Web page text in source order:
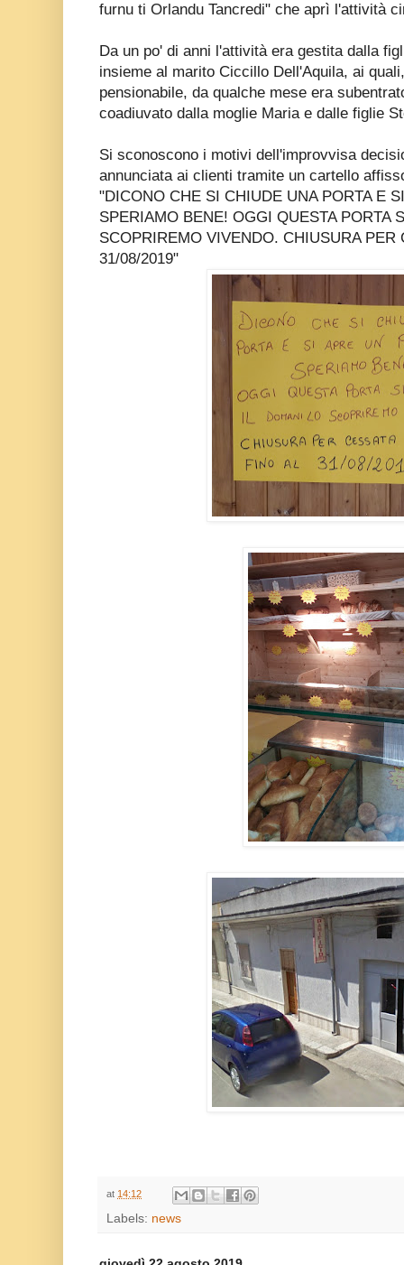
furnu ti Orlandu Tancredi" che aprì l'attività
Da un po' di anni l'attività era gestita dalla
insieme al marito Ciccillo Dell'Aquila, ai
pensionabile, da qualche mese era
coadiuvato dalla moglie Maria e dalle figlie
Si sconoscono i motivi dell'improvvisa
annunciata ai clienti tramite un cartello
"DICONO CHE SI CHIUDE UNA PORTA E
SPERIAMO BENE! OGGI QUESTA PORTA
SCOPRIREMO VIVENDO. CHIUSURA PER
31/08/2019"
at 14:12
Labels: news